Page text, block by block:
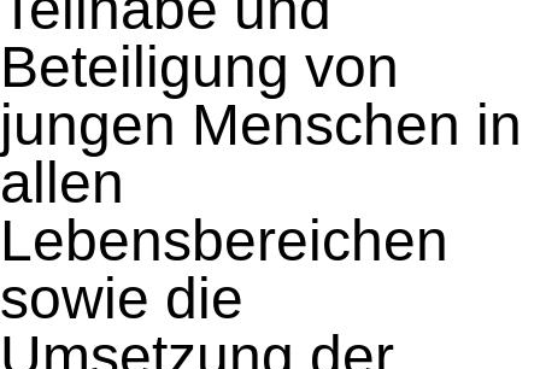
Beteiligung von
jungen Menschen in
allen
Lebensbereichen
sowie die
Umsetzung der